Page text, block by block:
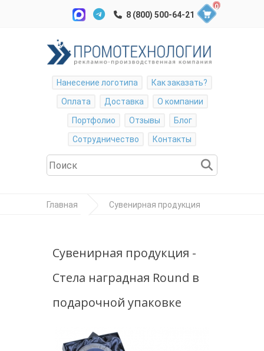
0
Нанесение логотипа
Как заказать?
Оплата
Доставка
О компании
Портфолио
Отзывы
Блог
Сотрудничество
Контакты
Главная Сувенирная продукция
"Round" в подарочной упаковке
Сувенирная продукция -
Стела наградная Round в
подарочной упаковке